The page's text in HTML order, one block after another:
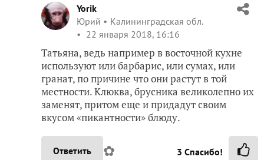
Yorik
Юрий
Калининградская обл.
22 января 2018, 16:16
Татьяна, ведь например в восточной кухне
используют или барбарис, или сумах, или
гранат, по причине что они растут в той
местности. Клюква, брусника великолепно их
заменят, притом еще и придадут своим
вкусом «пикантности» блюду.
Ответить ✿ 3 Спасибо!